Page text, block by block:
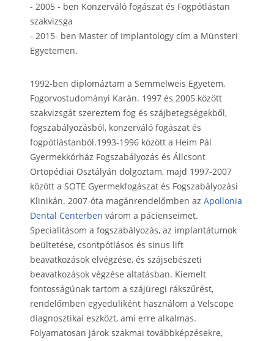
- 2005 - ben Konzerváló fogászat és Fogpótlástan
szakvizsga
- 2015- ben Master of Implantology cím a Münsteri
Egyetemen.
1992-ben diplomáztam a Semmelweis Egyetem,
Fogorvostudományi Karán. 1997 és 2005 között
szakvizsgát szereztem fog és szájbetegségekből,
fogszabályozásból, konzerváló fogászat és
fogpótlástanból.1993-1996 között a Heim Pál
Gyermekkórház Fogszabályozás és Állcsont
Ortopédiai Osztályán dolgoztam, majd 1997-2007
között a SOTE Gyermekfogászat és Fogszabályozási
Klinikán. 2007-óta magánrendelőmben az Apollonia
Dental Centerben várom a pácienseimet.
Specialitásom a fogszabályozás, az implantátumok
beültetése, csontpótlásos és sinus lift
beavatkozások elvégzése, és szájsebészeti
beavatkozások végzése altatásban. Kiemelt
fontosságúnak tartom a szájüregi rákszűrést,
rendelőmben egyedüliként használom a Velscope
diagnosztikai eszközt, ami erre alkalmas.
Folyamatosan járok szakmai továbbképzésekre,